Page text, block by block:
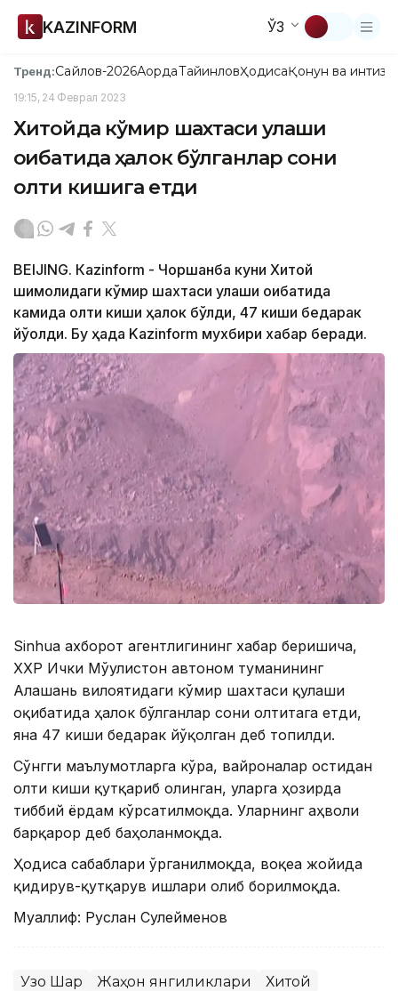
KAZINFORM ЎЗ
Тренд:Сайлов-2026АқордаТайинловҲодисаҚонун ва
19:15, 24 Феврал 2023
Хитойда кўмир шахтаси қулаши
оқибатида ҳалок бўлганлар сони
олти кишига етди
BEIJING. Кazinform - Чоршанба куни Хитой
шимолидаги кўмир шахтаси қулаши оқибатида
камида олти киши ҳалок бўлди, 47 киши бедарак
йўқолди. Бу ҳақда Kazinform мухбири хабар беради.
Sinhua ахборот агентлигининг хабар беришича,
ХХР Ички Мўғулистон автоном туманининг
Алашань вилоятидаги кўмир шахтаси қулаши
оқибатида ҳалок бўлганлар сони олтитага етди,
яна 47 киши бедарак йўқолган деб топилди.
Сўнгги маълумотларга кўра, вайроналар остидан
олти киши қутқариб олинган, уларга ҳозирда
тиббий ёрдам кўрсатилмоқда. Уларнинг аҳволи
барқарор деб баҳоланмоқда.
Ҳодиса сабаблари ўрганилмоқда, воқеа жойида
қидирув-қутқарув ишлари олиб борилмоқда.
Муаллиф: Руслан Сулейменов
Узоқ Шарқ Жаҳон янгиликлари Хитой